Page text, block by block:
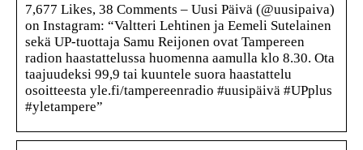
7,677 Likes, 38 Comments – Uusi Päivä (@uusipaiva)
on Instagram: “Valtteri Lehtinen ja Eemeli Sutelainen
sekä UP-tuottaja Samu Reijonen ovat Tampereen
radion haastattelussa huomenna aamulla klo 8.30. Ota
taajuudeksi 99,9 tai kuuntele suora haastattelu
osoitteesta yle.fi/tampereenradio #uusipäivä #UPplus
#yletampere”